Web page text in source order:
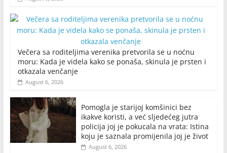
Večera sa roditeljima verenika pretvorila se u noćnu
moru: Kada je videla kako se ponaša, skinula je prsten i
otkazala venčanje
August 6, 2026
Pomogla je starijoj komšinici bez
ikakve koristi, a već sljedećeg jutra
policija joj je pokucala na vrata: Istina
koju je saznala promijenila joj je život
August 6, 2026